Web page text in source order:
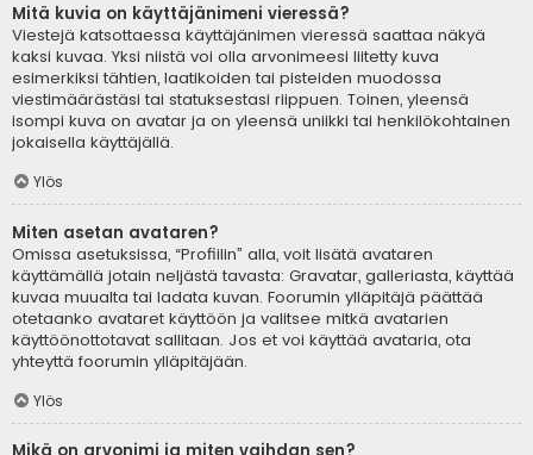
Mitä kuvia on käyttäjänimeni vieressä?
Viestejä katsottaessa käyttäjänimen vieressä saattaa näkyä
kaksi kuvaa. Yksi niistä voi olla arvonimeesi liitetty kuva
esimerkiksi tähtien, laatikoiden tai pisteiden muodossa
viestimäärästäsi tai statuksestasi riippuen. Toinen, yleensä
isompi kuva on avatar ja on yleensä uniikki tai henkilökohtainen
jokaisella käyttäjällä.
Ylös
Miten asetan avataren?
Omissa asetuksissa, “Profiilin” alla, voit lisätä avataren
käyttämällä jotain neljästä tavasta: Gravatar, galleriasta, käyttää
kuvaa muualta tai ladata kuvan. Foorumin ylläpitäjä päättää
otetaanko avataret käyttöön ja valitsee mitkä avatarien
käyttöönottotavat sallitaan. Jos et voi käyttää avataria, ota
yhteyttä foorumin ylläpitäjään.
Ylös